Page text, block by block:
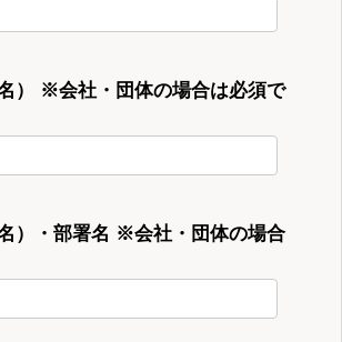
） ※会社・団体の場合は必須で
）・部署名 ※会社・団体の場合